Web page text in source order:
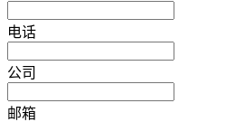
电话
公司
邮箱